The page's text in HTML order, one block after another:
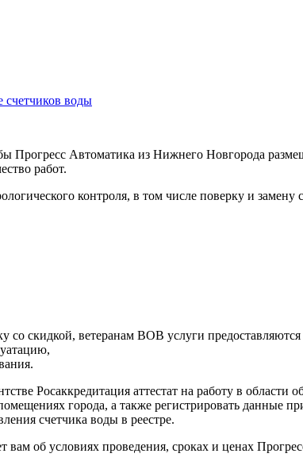
счетчиков воды
Прогресс Автоматика из Нижнего Новгорода
работ.
контроля, в том числе поверку и замену
скидкой, ветеранам ВОВ услуги предоставляются
Росаккредитация аттестат на работу в области
города, а также регистрировать
счетчика воды в реестре.
об условиях проведения, сроках и ценах